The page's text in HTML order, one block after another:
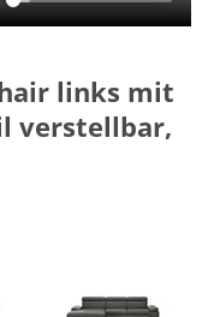
links mit
verstellbar,